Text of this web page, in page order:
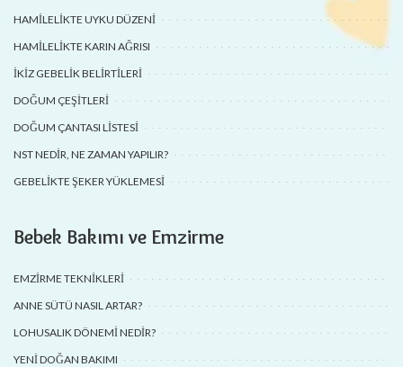
HAMILELIKTE UYKU DÜZENI
HAMILELIKTE KARIN AĞRISI
İKIZ GEBELIK BELIRTILERI
DOĞUM ÇEŞITLERI
DOĞUM ÇANTASI LISTESI
NST NEDIR, NE ZAMAN YAPILIR?
GEBELIKTE ŞEKER YÜKLEMESI
Bebek Bakımı ve Emzirme
EMZIRME TEKNIKLERI
ANNE SÜTÜ NASIL ARTAR?
LOHUSALIK DÖNEMI NEDIR?
YENI DOĞAN BAKIMI